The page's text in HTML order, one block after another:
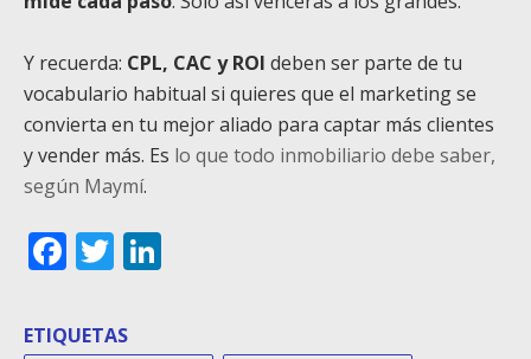
Y recuerda: CPL, CAC y ROI deben ser parte de tu
vocabulario habitual si quieres que el marketing se
convierta en tu mejor aliado para captar más clientes
y vender más. Es lo que todo inmobiliario debe saber,
según Maymí.
Facebook
Twitter
ETIQUETAS